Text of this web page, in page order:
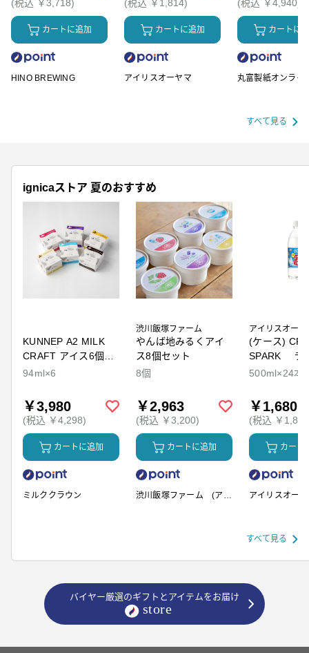
(税込 ￥3,718)
カートに追加
HINO BREWING
(税込 ￥1,814)
カートに追加
アイリスオーヤマ
(税込 ￥4,940)
カートに
丸富製紙オンライ
すべて見る
ignicaストア 夏のおすすめ
KUNNEP A2 MILK
CRAFT アイス6個セ
ット
94ml×6
￥3,980
(税込 ￥4,298)
カートに追加
ミルククラウン
渋川飯塚ファーム
やんば地みるくアイ
ス8個セット
8個
￥2,963
(税込 ￥3,200)
カートに追加
渋川飯塚ファーム (アイ
アイリスオーヤ
(ケース)
SPARK ラ
500ml×24本
￥1,680
(税込 ￥
カート
アイリスオー
すべて見る
バイヤー厳選のギフトとアイテムをお届け